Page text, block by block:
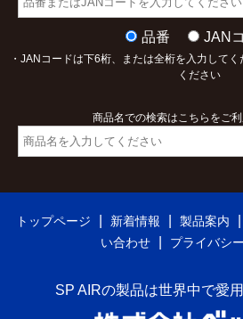
品番 JAN
・JANコードは下6桁、または全桁を入力して
ください
商品名での検索はこちらをご利
トップページ 新着情報 製品案内
い合わせ
プライバシ
SP AIRの製品は世界中で愛